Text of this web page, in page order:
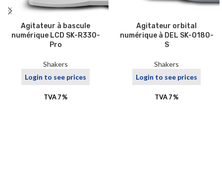
Agitateur à bascule
numérique LCD SK-R330-
Pro
Shakers
Login to see prices
TVA 7 %
Agitateur orbital
numérique à DEL SK-O180-
S
Shakers
Login to see prices
TVA 7 %